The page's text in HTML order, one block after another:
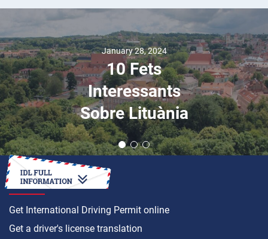
January 28, 2024
10 Fets
Interessants
Sobre Lituània
HOW TO
Get International Driving Permit online
Get a driver's license translation